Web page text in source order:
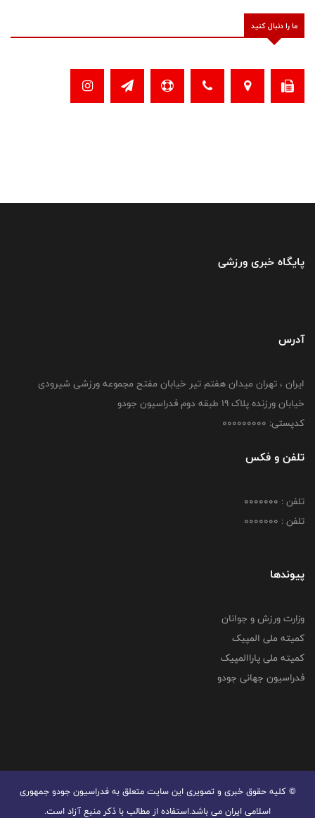
ما را دنبال کنید
پایگاه خبری ورزشی
آدرس
ایران ، تهران میدان هفتم تیر خیابان مفتح مجموعه ورزشی شیرودی
خیابان ورزنده پلاک ۱۹ طبقه دوم فدراسیون جودو
کدپستی: 000000000
تلفن و فکس
تلفن : 0000000
تلفن : 0000000
پیوندها
وزارت ورزش و جوانان
کمیته ملی المپیک
کمیته ملی پاراالمپیک
فدراسیون جهانی جودو
© کليه حقوق خبری و تصويری اين سايت متعلق به فدراسیون جودو جمهوری
اسلامی ایران می باشد.استفاده از مطالب با ذكر منبع آزاد است.